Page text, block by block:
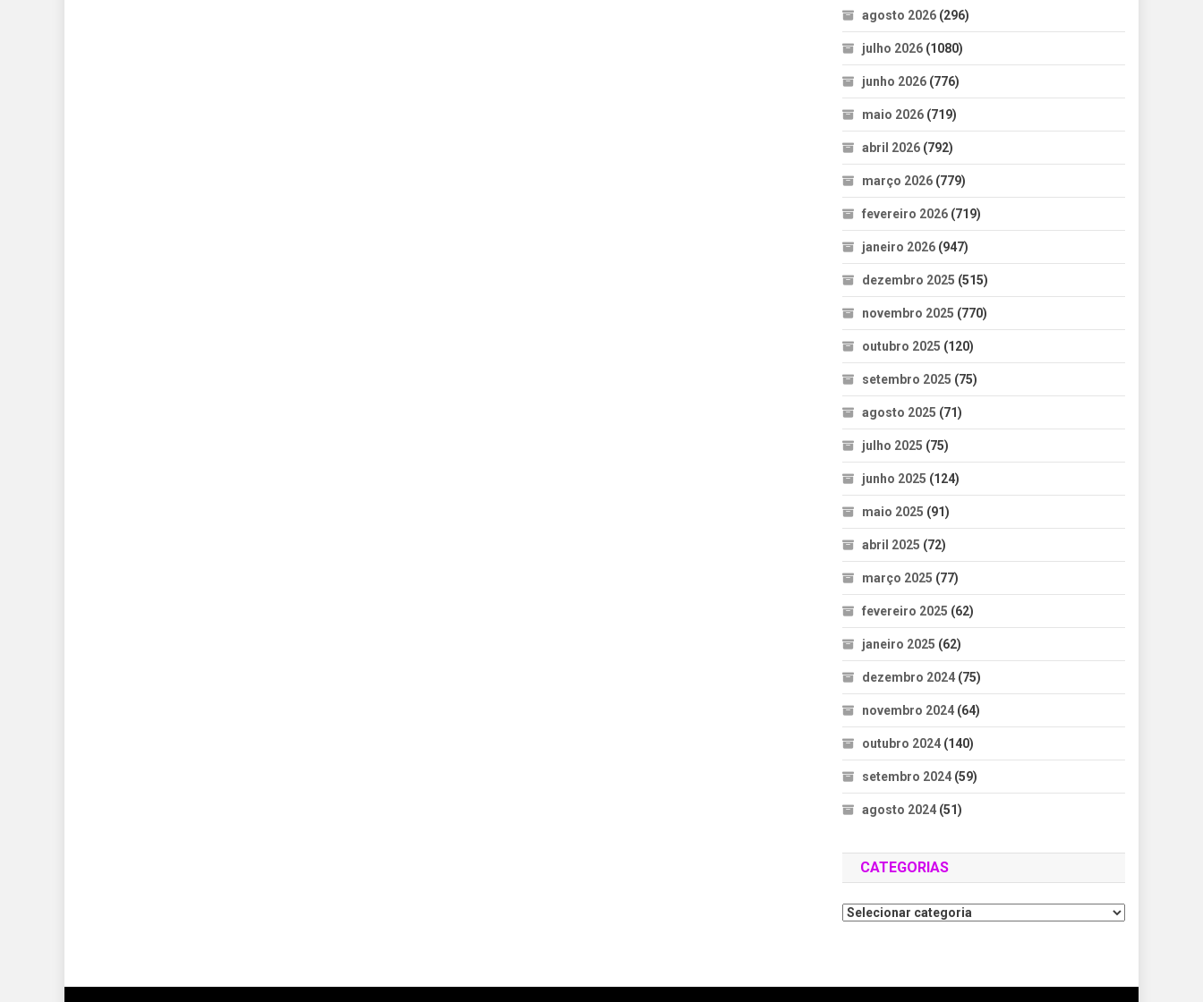
agosto 2026 (296)
julho 2026 (1080)
junho 2026 (776)
maio 2026 (719)
abril 2026 (792)
março 2026 (779)
fevereiro 2026 (719)
janeiro 2026 (947)
dezembro 2025 (515)
novembro 2025 (770)
outubro 2025 (120)
setembro 2025 (75)
agosto 2025 (71)
julho 2025 (75)
junho 2025 (124)
maio 2025 (91)
abril 2025 (72)
março 2025 (77)
fevereiro 2025 (62)
janeiro 2025 (62)
dezembro 2024 (75)
novembro 2024 (64)
outubro 2024 (140)
setembro 2024 (59)
agosto 2024 (51)
CATEGORIAS